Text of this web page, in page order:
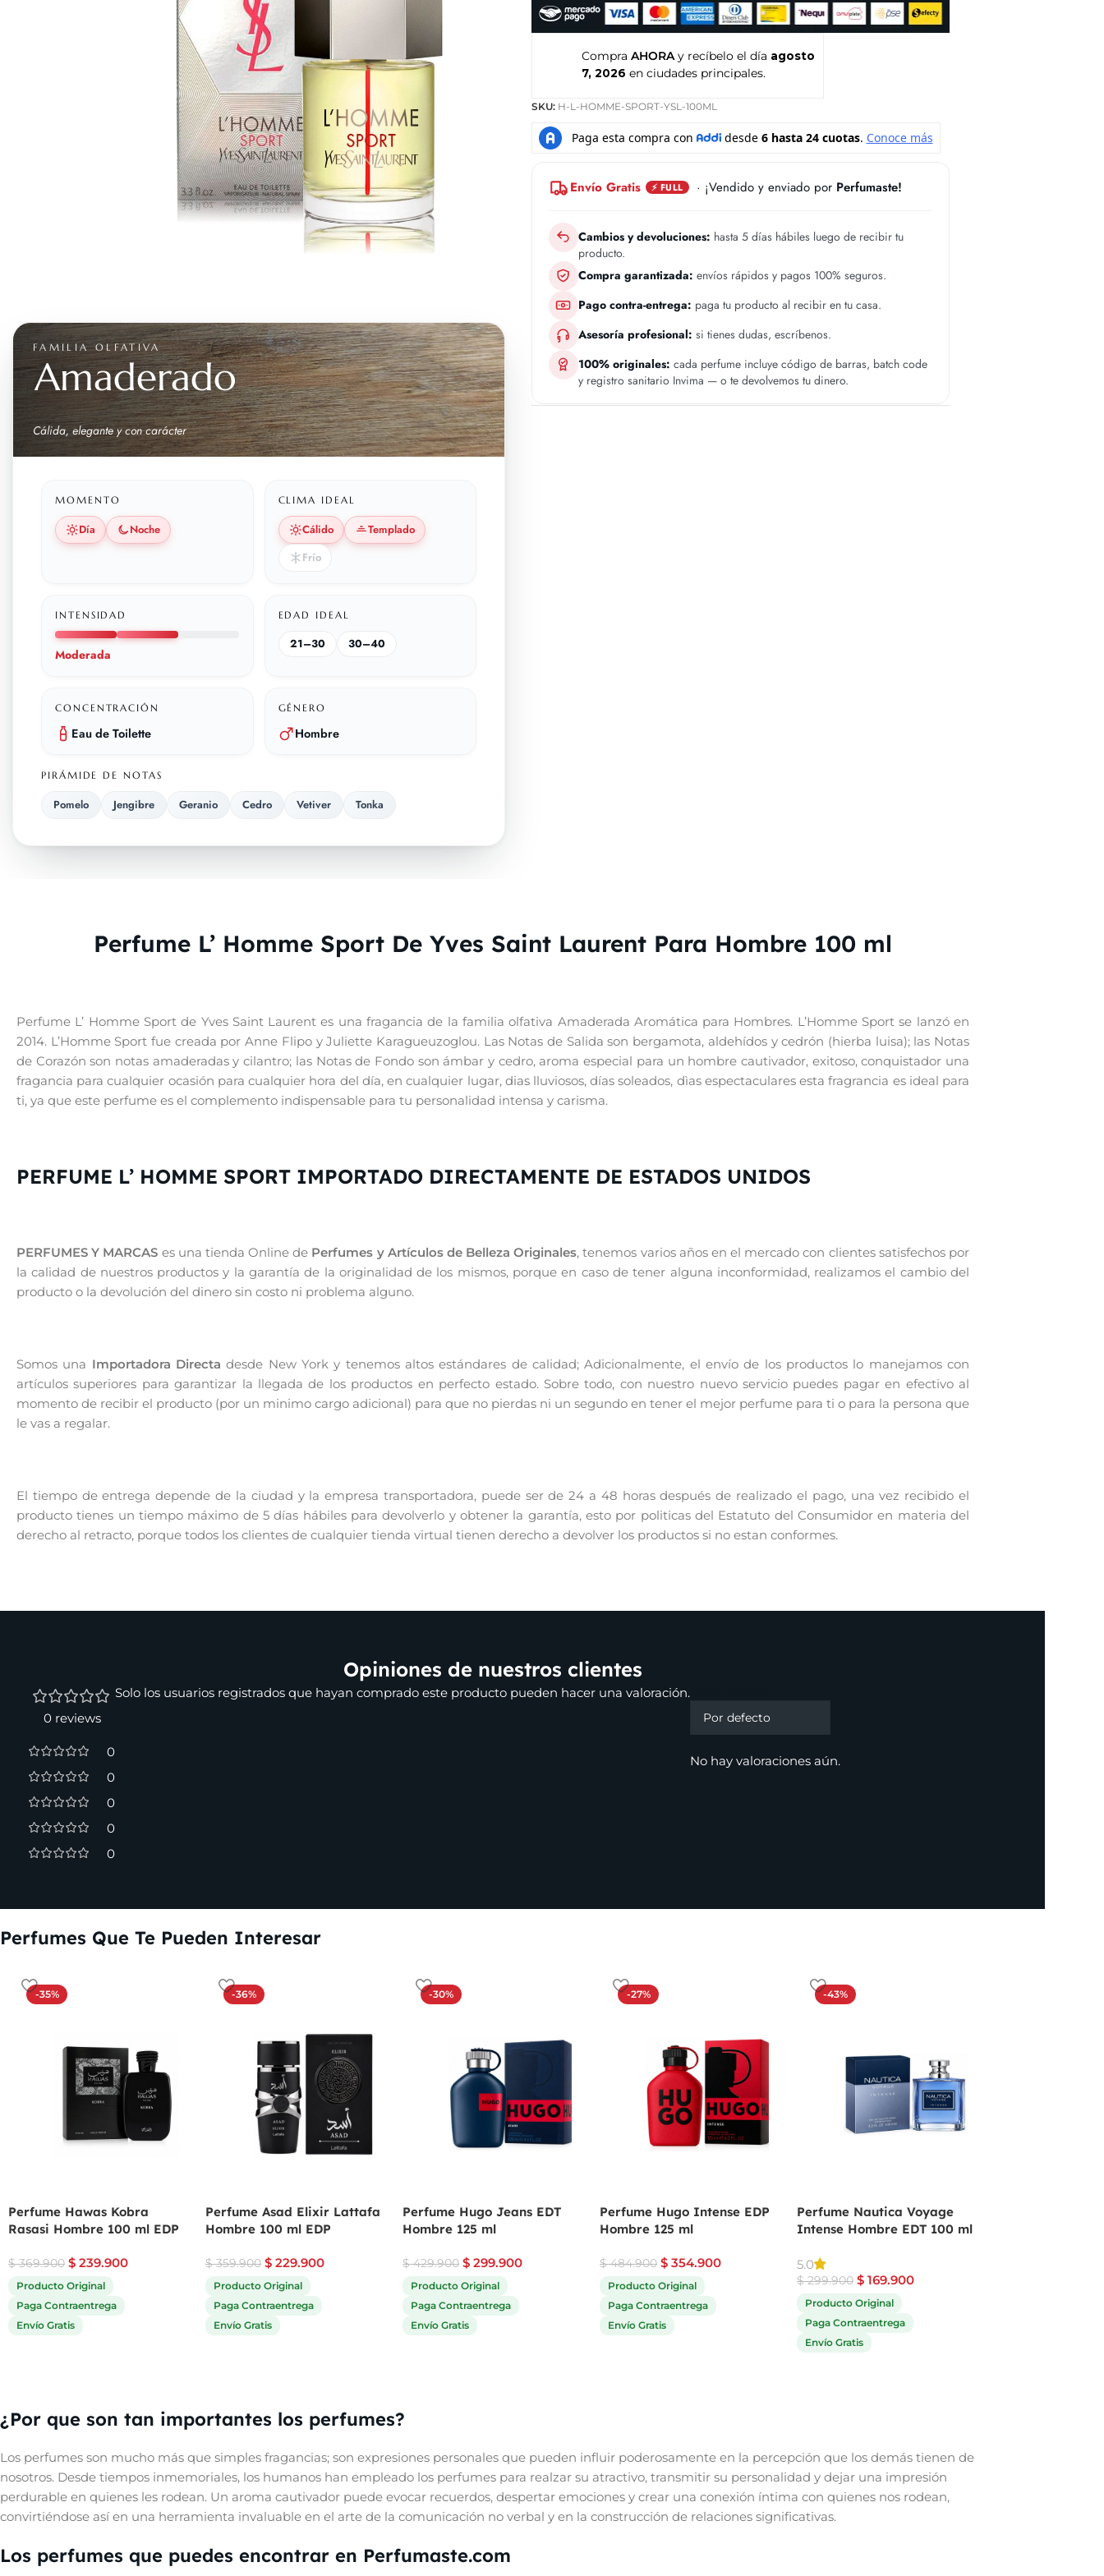
FAMILIA OLFATIVA
Amaderado
Cálida, elegante y con carácter
MOMENTO
Día Noche
CLIMA IDEAL
Cálido
Templado
Frío
INTENSIDAD
Moderada
EDAD IDEAL
21–30 30–40
CONCENTRACIÓN
Eau de Toilette
GÉNERO
Hombre
PIRÁMIDE DE NOTAS
Pomelo Jengibre Geranio Cedro Vetiver Tonka
Compra AHORAy recíbelo el día agosto
7, 2026 en ciudades principales.
SKU: H-L-HOMME-SPORT-YSL-100ML
Envío Gratis ⚡ FULL · ¡Vendido y enviado por Perfumaste!
Cambios y devoluciones: hasta 5 días hábiles luego de recibir tu
producto.
Compra garantizada: envíos rápidos y pagos 100% seguros.
Pago contra-entrega: paga tu producto al recibir en tu casa.
Asesoría profesional: si tienes dudas, escríbenos.
100% originales: cada perfume incluye código de barras, batch code
y registro sanitario Invima — o te devolvemos tu dinero.
Perfume L’ Homme Sport De Yves Saint Laurent Para Hombre 100 ml
Perfume L’ Homme Sport de Yves Saint Laurent es una fragancia de la familia olfativa Amaderada Aromática para Hombres. L’Homme Sport se lanzó en
2014. L’Homme Sport fue creada por Anne Flipo y Juliette Karagueuzoglou. Las Notas de Salida son bergamota, aldehídos y cedrón (hierba luisa); las Notas
de Corazón son notas amaderadas y cilantro; las Notas de Fondo son ámbar y cedro, aroma especial para un hombre cautivador, exitoso, conquistador una
fragancia para cualquier ocasión para cualquier hora del día, en cualquier lugar, dias lluviosos, días soleados, dìas espectaculares esta fragrancia es ideal para
ti, ya que este perfume es el complemento indispensable para tu personalidad intensa y carisma.
PERFUME L’ HOMME SPORT IMPORTADO DIRECTAMENTE DE ESTADOS UNIDOS
PERFUMES Y MARCAS es una tienda Online de Perfumes y Artículos de Belleza Originales, tenemos varios años en el mercado con clientes satisfechos por
la calidad de nuestros productos y la garantía de la originalidad de los mismos, porque en caso de tener alguna inconformidad, realizamos el cambio del
producto o la devolución del dinero sin costo ni problema alguno.
Somos una Importadora Directa desde New York y tenemos altos estándares de calidad; Adicionalmente, el envío de los productos lo manejamos con
artículos superiores para garantizar la llegada de los productos en perfecto estado. Sobre todo, con nuestro nuevo servicio puedes pagar en efectivo al
momento de recibir el producto (por un minimo cargo adicional) para que no pierdas ni un segundo en tener el mejor perfume para ti o para la persona que
le vas a regalar.
El tiempo de entrega depende de la ciudad y la empresa transportadora, puede ser de 24 a 48 horas después de realizado el pago, una vez recibido el
producto tienes un tiempo máximo de 5 días hábiles para devolverlo y obtener la garantía, esto por politicas del Estatuto del Consumidor en materia del
derecho al retracto, porque todos los clientes de cualquier tienda virtual tienen derecho a devolver los productos si no estan conformes.
Opiniones de nuestros clientes
0 reviews
0
0
0
0
0
No hay valoraciones aún.
Solo los usuarios registrados que hayan comprado este producto pueden hacer una valoración.
Perfumes Que Te Pueden Interesar
-35%
Perfume Hawas Kobra
Rasasi Hombre 100 ml EDP
$369.900 $ 239.900
Producto Original
Paga Contraentrega
Envío Gratis
-36%
Perfume Asad Elixir Lattafa
Hombre 100 ml EDP
$359.900 $ 229.900
Producto Original
Paga Contraentrega
Envío Gratis
-30%
Perfume Hugo Jeans EDT
Hombre 125 ml
$429.900 $ 299.900
Producto Original
Paga Contraentrega
Envío Gratis
-27%
Perfume Hugo Intense EDP
Hombre 125 ml
$484.900 $ 354.900
Producto Original
Paga Contraentrega
Envío Gratis
-43%
Perfume Nautica Voyage
Intense Hombre EDT 100 ml
5.0
$299.900 $ 169.900
Producto Original
Paga Contraentrega
Envío Gratis
¿Por que son tan importantes los perfumes?
Los perfumes son mucho más que simples fragancias; son expresiones personales que pueden influir poderosamente en la percepción que los demás tienen de
nosotros. Desde tiempos inmemoriales, los humanos han empleado los perfumes para realzar su atractivo, transmitir su personalidad y dejar una impresión
perdurable en quienes les rodean. Un aroma cautivador puede evocar recuerdos, despertar emociones y crear una conexión íntima con quienes nos rodean,
convirtiéndose así en una herramienta invaluable en el arte de la comunicación no verbal y en la construcción de relaciones significativas.
Los perfumes que puedes encontrar en Perfumaste.com